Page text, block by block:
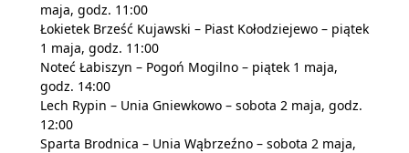
maja, godz. 11:00
Łokietek Brześć Kujawski – Piast Kołodziejewo – piątek
1 maja, godz. 11:00
Noteć Łabiszyn – Pogoń Mogilno – piątek 1 maja,
godz. 14:00
Lech Rypin – Unia Gniewkowo – sobota 2 maja, godz.
12:00
Sparta Brodnica – Unia Wąbrzeźno – sobota 2 maja,